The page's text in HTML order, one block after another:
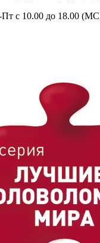
с 10.00 до 18.00